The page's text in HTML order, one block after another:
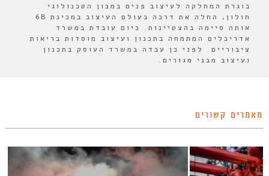
בוגרת המחלקה לעיצוב פנים במכון הטכנולוגי
חולון, החלה את דרכה בעולם העיצוב במכינת 6B
אותה סיימה בהצטיינות. כיום עובדת במשרד
אדריכלים המתמחה בתכנון ועיצוב מוסדות בריאות
ציבוריים. לפני כן עבדה במשרד העוסק בתכנון
ועיצוב מבני מגורים.
מאמרים קשורים